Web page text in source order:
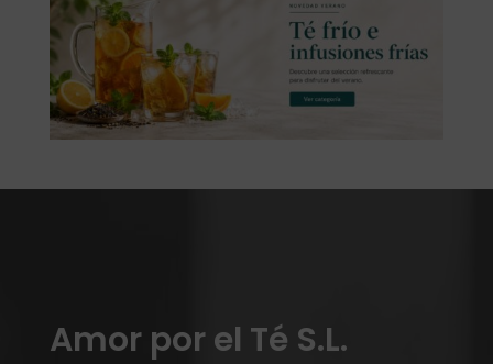
Amor por el Té S.L.